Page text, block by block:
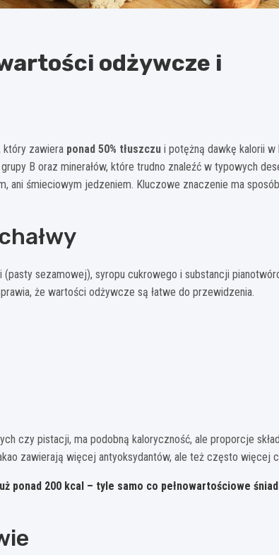
odżywcze i
który zawiera ponad 50% tłuszczu i potężną dawkę kalorii w
B oraz minerałów, które trudno znaleźć w typowych
ani śmieciowym jedzeniem. Kluczowe znaczenie ma sposób
(pasty sezamowej), syropu cukrowego i substancji
że wartości odżywcze są łatwe do przewidzenia.
czy pistacji, ma podobną kaloryczność, ale proporcje
zawierają więcej antyoksydantów, ale też często więcej
ponad 200 kcal – tyle samo co pełnowartościowe